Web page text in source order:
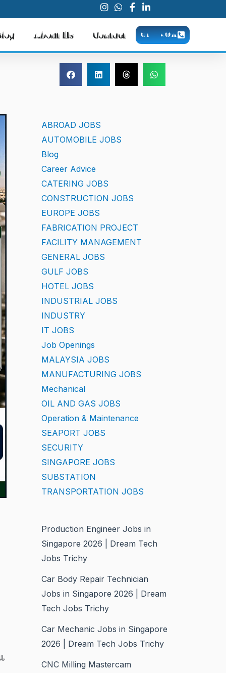
About Us Contact CALL NOW
ABROAD JOBS
AUTOMOBILE JOBS
Blog
Career Advice
CATERING JOBS
CONSTRUCTION JOBS
EUROPE JOBS
FABRICATION PROJECT
FACILITY MANAGEMENT
GENERAL JOBS
GULF JOBS
HOTEL JOBS
INDUSTRIAL JOBS
INDUSTRY
IT JOBS
Job Openings
MALAYSIA JOBS
MANUFACTURING JOBS
Mechanical
OIL AND GAS JOBS
Operation & Maintenance
SEAPORT JOBS
SECURITY
SINGAPORE JOBS
SUBSTATION
TRANSPORTATION JOBS
Production Engineer Jobs in
Singapore 2026 | Dream Tech
Jobs Trichy
Car Body Repair Technician
Jobs in Singapore 2026 | Dream
Tech Jobs Trichy
Car Mechanic Jobs in Singapore
2026 | Dream Tech Jobs Trichy
CNC Milling Mastercam